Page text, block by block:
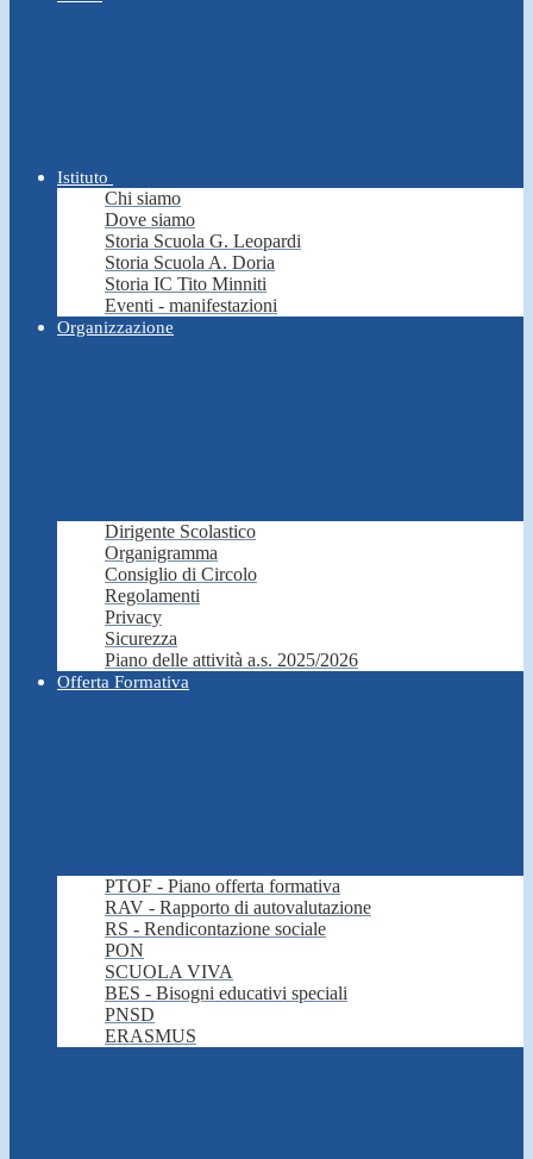
Istituto
Chi siamo
Dove siamo
Storia Scuola G. Leopardi
Storia Scuola A. Doria
Storia IC Tito Minniti
Eventi - manifestazioni
Organizzazione
Dirigente Scolastico
Organigramma
Consiglio di Circolo
Regolamenti
Privacy
Sicurezza
Piano delle attività a.s. 2025/2026
Offerta Formativa
PTOF - Piano offerta formativa
RAV - Rapporto di autovalutazione
RS - Rendicontazione sociale
PON
SCUOLA VIVA
BES - Bisogni educativi speciali
PNSD
ERASMUS